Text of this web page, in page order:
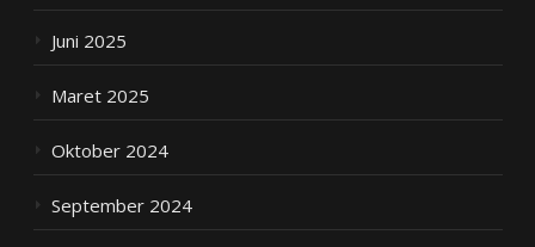
Juni 2025
Maret 2025
Oktober 2024
September 2024